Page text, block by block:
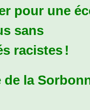
pour une
sans
racistes!
de la